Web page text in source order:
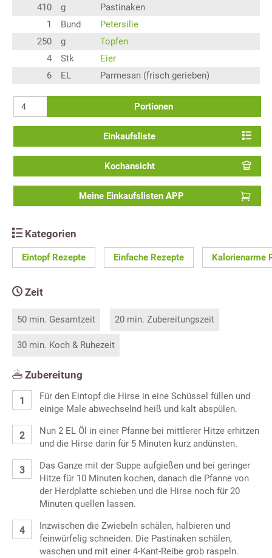
410
g
Pastinaken
1
Bund
Petersilie
250
g
Topfen
4
Stk
Eier
6
EL Parmesan (frisch gerieben)
Portionen
Einkaufsliste
Kochansicht
Meine Einkaufslisten APP
Kategorien
Eintopf Rezepte Einfache Rezepte Kalorienarme
Zeit
50 min. Gesamtzeit 20 min. Zubereitungszeit
30 min. Koch & Ruhezeit
Zubereitung
Für den Eintopf die Hirse in eine Schüssel füllen und
einige Male abwechselnd heiß und kalt abspülen.
Nun 2 EL Öl in einer Pfanne bei mittlerer Hitze erhitzen
und die Hirse darin für 5 Minuten kurz andünsten.
Das Ganze mit der Suppe aufgießen und bei geringer
Hitze für 10 Minuten kochen, danach die Pfanne von
der Herdplatte schieben und die Hirse noch für 20
Minuten quellen lassen.
Inzwischen die Zwiebeln schälen, halbieren und
feinwürfelig schneiden. Die Pastinaken schälen,
waschen und mit einer 4-Kant-Reibe grob raspeln.